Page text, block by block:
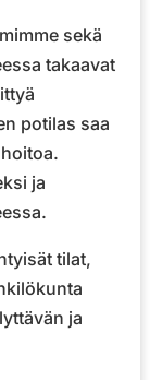
sekä
takaavat
potilas saa
ja
tilat,
ja